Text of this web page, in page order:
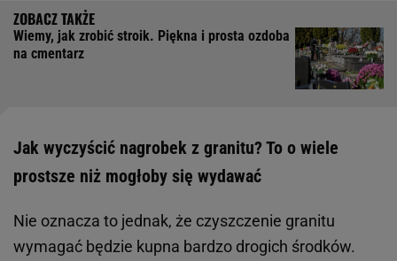
Wiemy, jak zrobić stroik. Piękna i prosta ozdoba
na cmentarz
Jak wyczyścić nagrobek z granitu? To o wiele
prostsze niż mogłoby się wydawać
Nie oznacza to jednak, że czyszczenie granitu
wymagać będzie kupna bardzo drogich środków.